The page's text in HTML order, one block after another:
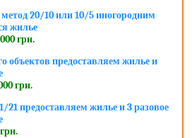
20/10 или 10/5 иногородним
жилье
грн.
объектов предоставляем жилье и
грн.
предоставляем жилье и 3 разовое